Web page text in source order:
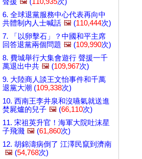
6. 全球退黨服務中心代表再向中
共體制內人士喊話 🖼️ (110,444次)
7. 「以卵擊石」？中國和平主席
回答退黨兩個問題 🖼️ (109,990次)
8. 費城舉行大集會遊行 聲援一千
萬退出中共 🖼️ (109,967次)
9. 大陸商人談王文怡事件和千萬
退黨大潮 (109,338次)
10. 西南王李井泉和沒嚥氣就送進
焚屍爐的兒子 🖼️ (66,110次)
11. 宋祖英升官！海軍大院吐沫星
子飛濺 🖼️ (61,860次)
12. 胡錦濤病倒了 江澤民竄到濟南
🖼️ (54,768次)